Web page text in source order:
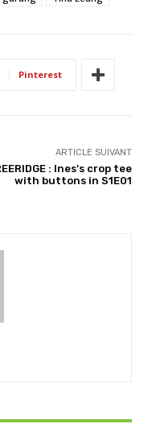
Pinterest
ARTICLE SUIVANT
: Ines’s crop tee
with buttons in S1E01